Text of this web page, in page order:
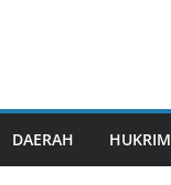
DAERAH HUKRIM